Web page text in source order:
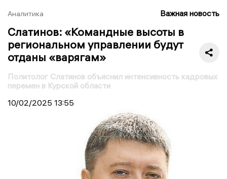
Аналитика Важная новость
Слатинов: «Командные высоты в
региональном управлении будут
отданы «варягам»
Политолог Слатинов объяснил интенсивность кадровых
перемен в Курской области
10/02/2025 13:55